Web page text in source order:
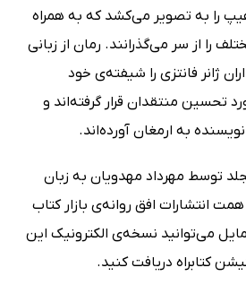
را به تصویر می‌کشد که به همراه
را از سر می‌گذرانند. رمان از زبانی
ژانر فانتزی را شیفته‌ی خود
تحسین منتقدان قرار گرفته‌اند و
به ارمغان آورده‌اند.
توسط مهرداد مهدویان به زبان
انتشارات افق روانه‌ی بازار کتاب
می‌توانید نسخه‌ی الکترونیک این
کتابراه دریافت کنید.